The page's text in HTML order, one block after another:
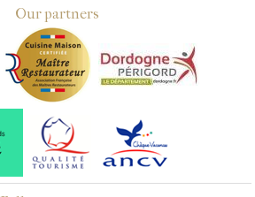
Our partners